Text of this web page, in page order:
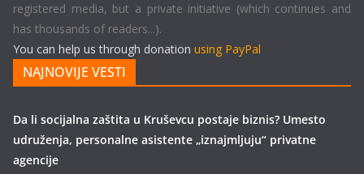
registered media, but a private initiative (which continues and
has thousands of readers...).
You can help us through donation using PayPal
NAJNOVIJE VESTI
Da li socijalna zaštita u Kruševcu postaje biznis? Umesto
udruženja, personalne asistente „iznajmljuju“ privatne
agencije